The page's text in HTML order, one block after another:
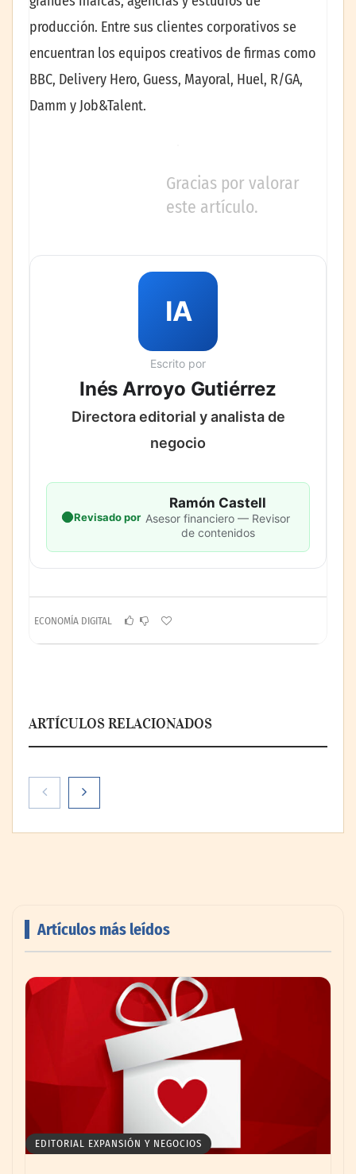
producción. Entre sus clientes corporativos se
encuentran los equipos creativos de firmas como
BBC, Delivery Hero, Guess, Mayoral, Huel, R/GA,
Damm y Job&Talent.
Gracias por valorar
este artículo.
IA
Escrito por
Inés Arroyo Gutiérrez
Directora editorial y analista de
negocio
Revisado por
Ramón Castell
Asesor financiero — Revisor
de contenidos
ECONOMÍA DIGITAL
ARTÍCULOS RELACIONADOS
impulsando la colaboración en el sector
Artículos más leídos
EDITORIAL EXPANSIÓN Y NEGOCIOS